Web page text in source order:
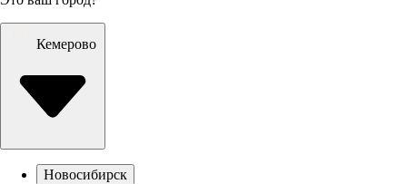
Кемерово
Новосибирск